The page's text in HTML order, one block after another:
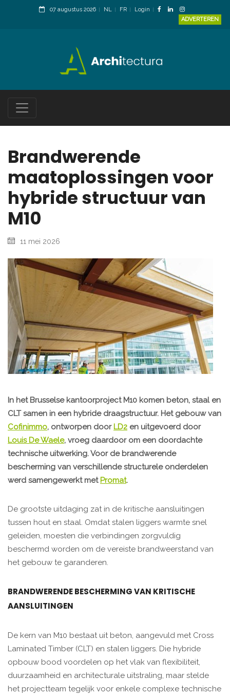
07 augustus 2026 NL FR
Login
ADVERTEREN
Brandwerende
maatoplossingen voor
hybride structuur van
M10
11 mei 2026
In het Brusselse kantoorproject M10 komen beton, staal en
CLT samen in een hybride draagstructuur. Het gebouw van
Cofinimmo, ontworpen door LD2 en uitgevoerd door
Louis De Waele, vroeg daardoor om een doordachte
technische uitwerking. Voor de brandwerende
bescherming van verschillende structurele onderdelen
werd samengewerkt met Promat.
De grootste uitdaging zat in de kritische aansluitingen
tussen hout en staal. Omdat stalen liggers warmte snel
geleiden, moesten die verbindingen zorgvuldig
beschermd worden om de vereiste brandweerstand van
het gebouw te garanderen.
BRANDWERENDE BESCHERMING VAN KRITISCHE
AANSLUITINGEN
De kern van M10 bestaat uit beton, aangevuld met Cross
Laminated Timber (CLT) en stalen liggers. Die hybride
opbouw bood voordelen op het vlak van flexibiliteit,
duurzaamheid en architecturale uitstraling, maar stelde
het projectteam tegelijk voor enkele complexe technische